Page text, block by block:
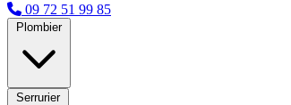
09 72 51 99 85
Plombier
Serrurier